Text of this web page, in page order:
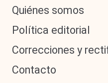
Quiénes somos
Política editorial
Correcciones y
Contacto